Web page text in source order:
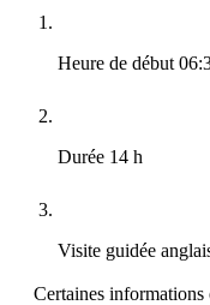
Heure de début
Durée 14 h
Visite guidée
Certaines informations